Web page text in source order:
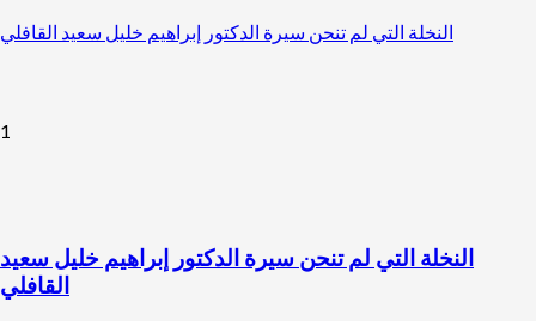
النخلة التي لم تنحن سيرة الدكتور إبراهيم خليل سعيد القافلي
1
النخلة التي لم تنحن سيرة الدكتور إبراهيم خليل سعيد
القافلي